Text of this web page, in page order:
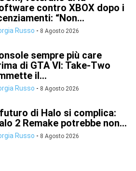
contro XBOX dopo i
“Non...
Russo - 8 Agosto 2026
sempre più care
di GTA VI: Take-Two
il...
Russo - 8 Agosto 2026
di Halo si complica:
2 Remake potrebbe non...
Russo - 8 Agosto 2026